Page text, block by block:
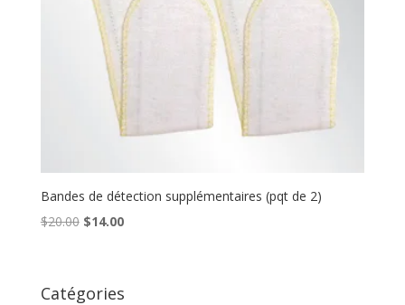
Bandes de détection supplémentaires (pqt de 2)
$20.00 Le
$14.00Le
Catégories